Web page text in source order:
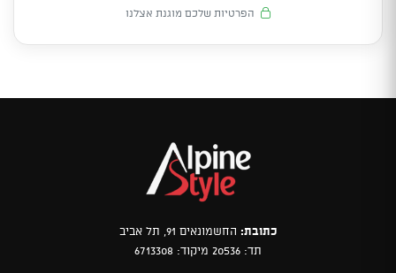
הפרטיות שלכם מוגנת אצלנו
כתובת: החשמונאים 91, תל אביב
תד: 20536 מיקוד: 6713308